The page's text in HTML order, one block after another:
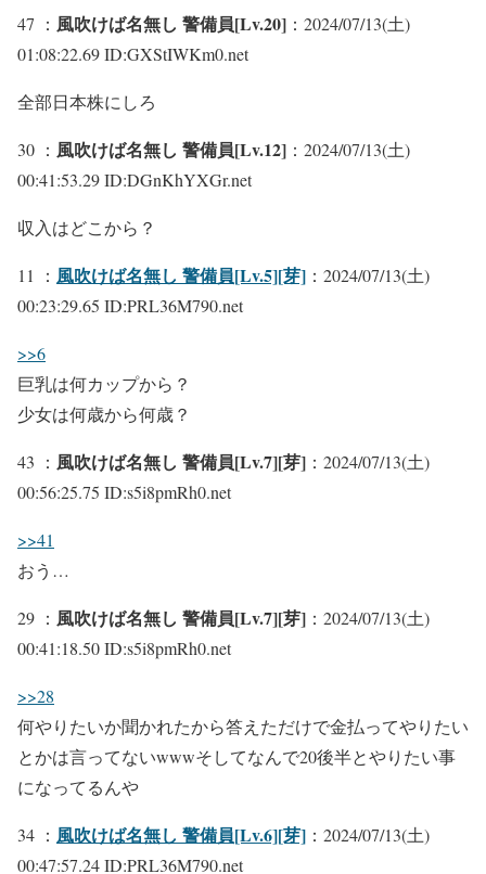
47 ： 風吹けば名無し 警備員[Lv.20] ：2024/07/13(土)
01:08:22.69 ID:GXStIWKm0.net
全部日本株にしろ
30 ： 風吹けば名無し 警備員[Lv.12] ：2024/07/13(土)
00:41:53.29 ID:DGnKhYXGr.net
収入はどこから？
11 ： 風吹けば名無し 警備員[Lv.5][芽] ：2024/07/13(土)
00:23:29.65 ID:PRL36M790.net
>>6
巨乳は何カップから？
少女は何歳から何歳？
43 ： 風吹けば名無し 警備員[Lv.7][芽] ：2024/07/13(土)
00:56:25.75 ID:s5i8pmRh0.net
>>41
おう…
29 ： 風吹けば名無し 警備員[Lv.7][芽] ：2024/07/13(土)
00:41:18.50 ID:s5i8pmRh0.net
>>28
何やりたいか聞かれたから答えただけで金払ってやりたい
とかは言ってないwwwそしてなんで20後半とやりたい事
になってるんや
34 ： 風吹けば名無し 警備員[Lv.6][芽] ：2024/07/13(土)
00:47:57.24 ID:PRL36M790.net